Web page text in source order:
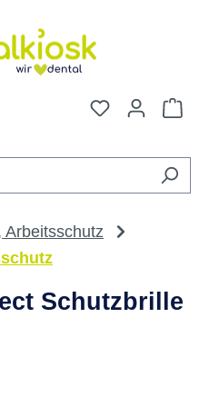
Du hast 0
Arbeitsschutz
Schutzbrille